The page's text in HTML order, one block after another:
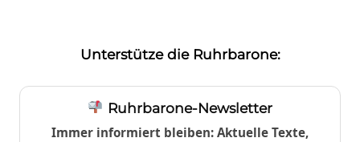
Unterstütze die Ruhrbarone:
Ruhrbarone-Newsletter
Immer informiert bleiben: Aktuelle Texte,